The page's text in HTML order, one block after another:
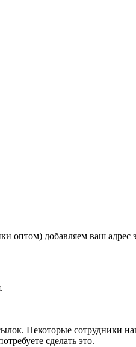
оптом) добавляем ваш
Некоторые сотрудники
сделать это.